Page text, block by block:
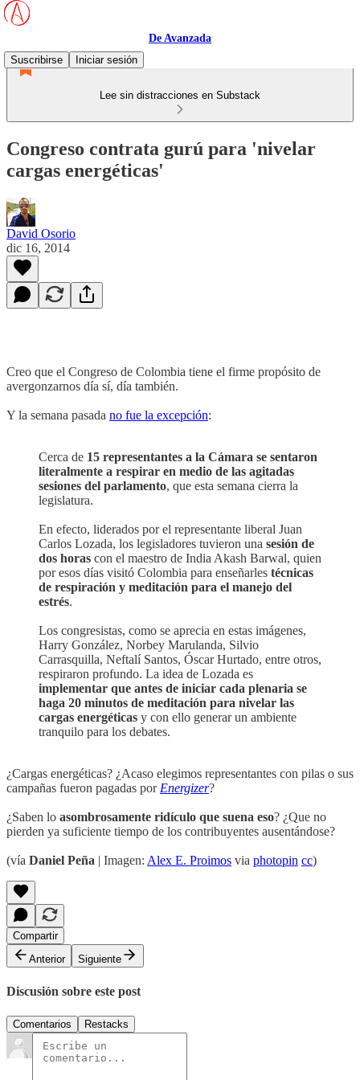
De Avanzada
Suscribirse
Iniciar sesión
Lee sin distracciones en Substack
Congreso contrata gurú para 'nivelar
cargas energéticas'
David Osorio
dic 16, 2014
Creo que el Congreso de Colombia tiene el firme propósito de
avergonzarnos día sí, día también.
Y la semana pasada no fue la excepción:
Cerca de 15 representantes a la Cámara se sentaron
literalmente a respirar en medio de las agitadas
sesiones del parlamento, que esta semana cierra la
legislatura.
En efecto, liderados por el representante liberal Juan
Carlos Lozada, los legisladores tuvieron una sesión de
dos horas con el maestro de India Akash Barwal, quien
por esos días visitó Colombia para enseñarles técnicas
de respiración y meditación para el manejo del
estrés.
Los congresistas, como se aprecia en estas imágenes,
Harry González, Norbey Marulanda, Silvio
Carrasquilla, Neftalí Santos, Óscar Hurtado, entre otros,
respiraron profundo. La idea de Lozada es
implementar que antes de iniciar cada plenaria se
haga 20 minutos de meditación para nivelar las
cargas energéticas y con ello generar un ambiente
tranquilo para los debates.
¿Cargas energéticas? ¿Acaso elegimos representantes con pilas o sus
campañas fueron pagadas por Energizer?
¿Saben lo asombrosamente ridículo que suena eso? ¿Que no
pierden ya suficiente tiempo de los contribuyentes ausentándose?
(vía Daniel Peña | Imagen: Alex E. Proimos via photopin cc)
Compartir
Anterior
Siguiente
Discusión sobre este post
Comentarios Restacks